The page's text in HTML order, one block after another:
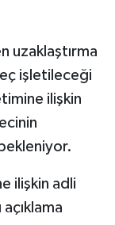
uzaklaştırma
işletileceği
ilişkin
ilişkin adli